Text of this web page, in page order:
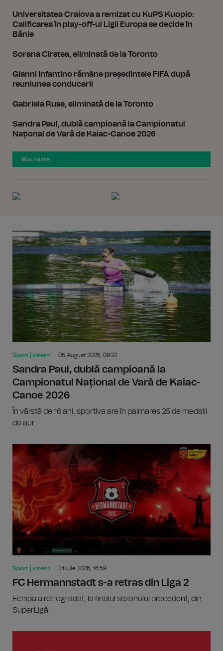
Universitatea Craiova a remizat cu KuPS Kuopio:
Calificarea în play-off-ul Ligii Europa se decide în
Bănie
Sorana Cîrstea, eliminată de la Toronto
Gianni Infantino rămâne președintele FIFA după
reuniunea conducerii
Gabriela Ruse, eliminată de la Toronto
Sandra Paul, dublă campioană la Campionatul
Național de Vară de Kaiac-Canoe 2026
Mai multe...
Sport | intern 05 August 2026, 09:22
Sandra Paul, dublă campioană la
Campionatul Național de Vară de Kaiac-
Canoe 2026
În vârstă de 16 ani, sportiva are în palmares 25 de medalii
de aur.
Sport | intern 31 Iulie 2026, 16:59
FC Hermannstadt s-a retras din Liga 2
Echipa a retrogradat, la finalul sezonului precedent, din
SuperLigă.